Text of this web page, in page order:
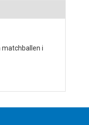
matchballen i